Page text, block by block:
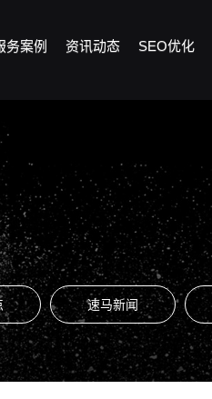
务案例 资讯动态 SEO优化
速马新闻